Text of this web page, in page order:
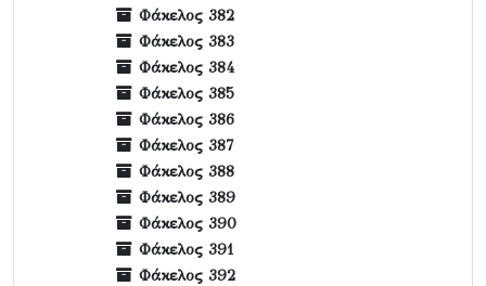
Φάκελος 382
Φάκελος 383
Φάκελος 384
Φάκελος 385
Φάκελος 386
Φάκελος 387
Φάκελος 388
Φάκελος 389
Φάκελος 390
Φάκελος 391
Φάκελος 392